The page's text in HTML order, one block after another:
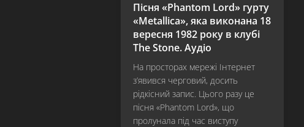
Пісня «Phantom Lord» гурту
«Metallica», яка виконана 18
вересня 1982 року в клубі
The Stone. Аудіо
На просторах мережі Інтернет
з’явився черговий, досить
рідкісний запис. Цього разу це
пісня «Phantom Lord», що
пролунала під час виступу